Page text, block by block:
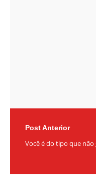
Post Anterior
Você é do tipo que